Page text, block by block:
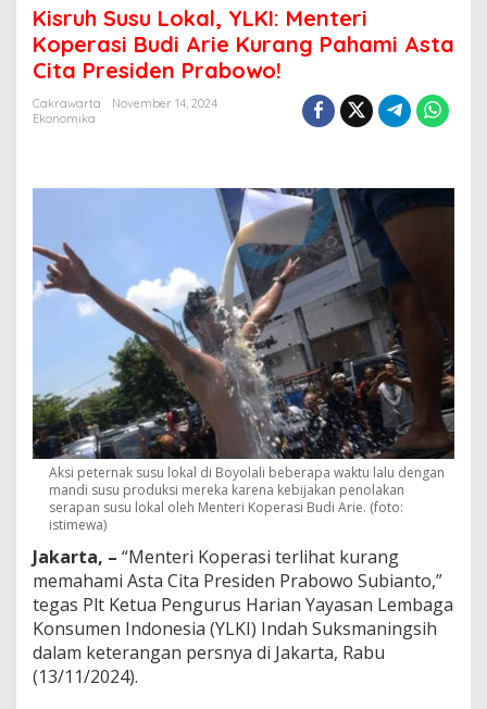
s
r
u
h
S
o
,
Y
L
K
I
:
e
n
e
r
i
o
p
e
r
a
s
i
Kisruh Susu Lokal, YLKI: Menteri
Koperasi Budi Arie Kurang Pahami Asta
Cita Presiden Prabowo!
Cakrawarta
November 14, 2024
Ekonomika
Aksi peternak susu lokal di Boyolali beberapa waktu lalu dengan
mandi susu produksi mereka karena kebijakan penolakan
serapan susu lokal oleh Menteri Koperasi Budi Arie. (foto:
istimewa)
Jakarta, – “Menteri Koperasi terlihat kurang
memahami Asta Cita Presiden Prabowo Subianto,”
tegas Plt Ketua Pengurus Harian Yayasan Lembaga
Konsumen Indonesia (YLKI) Indah Suksmaningsih
dalam keterangan persnya di Jakarta, Rabu
(13/11/2024).